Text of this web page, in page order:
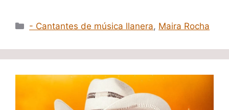
Categorías
- Cantantes de música llanera, Maira Rocha